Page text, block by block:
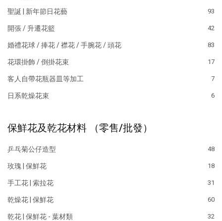
聖誕 | 新年節日花藝 93
開張 / 升遷花籃 42
婚禮花球 / 捧花 / 襟花 / 手腕花 / 頭花 83
花環掛飾 / 倒掛花束 17
客人自帶花瓶器皿等加工 7
日系乾燥花束 6
保鮮花及乾花材料 （零售/批發）
乒乓菊公仔造型 48
玫瑰 | 保鮮花 18
手工花 | 索拉花 31
乾燥花 | 保鮮花 60
乾花 | 保鮮花 - 葉材類 32